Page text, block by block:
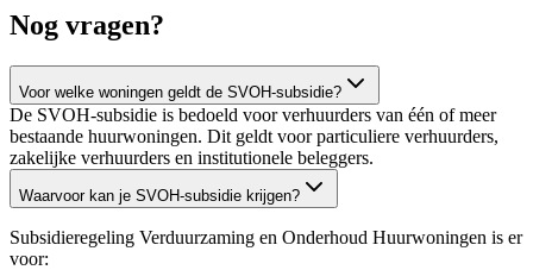
Nog vragen?
Voor welke woningen geldt de SVOH-subsidie?
De SVOH-subsidie is bedoeld voor verhuurders van één of meer
bestaande huurwoningen. Dit geldt voor particuliere verhuurders,
zakelijke verhuurders en institutionele beleggers.
Waarvoor kan je SVOH-subsidie krijgen?
Subsidieregeling Verduurzaming en Onderhoud Huurwoningen is er
voor: